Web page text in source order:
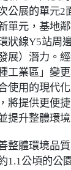
公展的單元2
單元，基地
狀線Y5站周
展）潛力。
工業區」變
使用的現代
將提供更便
提升整體環境
整體環境品
1.1公頃的公